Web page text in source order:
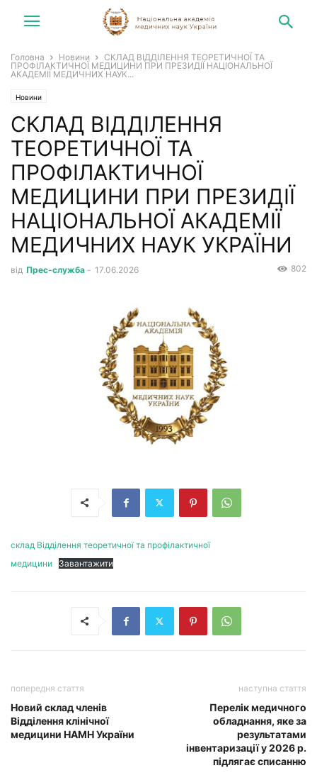
Головна Новини
СКЛАД ВІДДІЛЕННЯ ТЕОРЕТИЧНОЇ ТА
ПРОФІЛАКТИЧНОЇ МЕДИЦИНИ ПРИ ПРЕЗИДІЇ НАЦІОНАЛЬНОЇ
АКАДЕМІЇ МЕДИЧНИХ НАУК...
Новини
СКЛАД ВІДДІЛЕННЯ
ТЕОРЕТИЧНОЇ ТА
ПРОФІЛАКТИЧНОЇ
МЕДИЦИНИ ПРИ ПРЕЗИДІЇ
НАЦІОНАЛЬНОЇ АКАДЕМІЇ
МЕДИЧНИХ НАУК УКРАЇНИ
від Прес-служба - 17.06.2026 802
склад Відділення теоретичної та профілактичної
медицини
Завантажити
попередня стаття
Новий склад членів
Відділення клінічної
медицини НАМН України
наступна стаття
Перелік медичного
обладнання, яке за
результатами
інвентаризації у 2026 р.
підлягає списанню